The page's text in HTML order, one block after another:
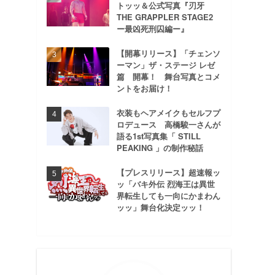
トッッ＆公式写真『刃牙
THE GRAPPLER STAGE2
ー最凶死刑囚編ー』
【開幕リリース】「チェンソ
ーマン」ザ・ステージ レゼ
篇 開幕！ 舞台写真とコメ
ントをお届け！
衣装もヘアメイクもセルフプ
ロデュース 高橋駿一さんが
語る1st写真集「 STILL
PEAKING 」の制作秘話
【プレスリリース】超速報ッ
ッ「バキ外伝 烈海王は異世
界転生しても一向にかまわん
ッッ」舞台化決定ッッ！